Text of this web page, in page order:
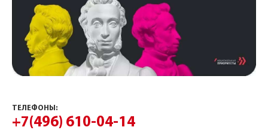
ТЕЛЕФОНЫ:
+7(496) 610-04-14